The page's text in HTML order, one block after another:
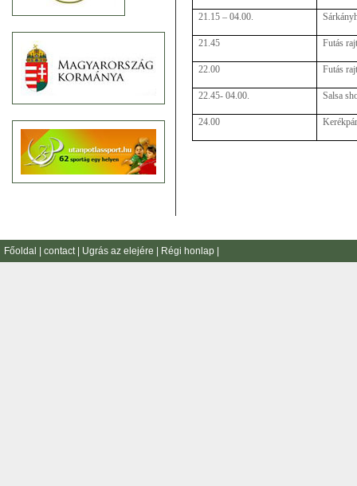
21.15 – 04.00.
21.45 Futás
22.00 Futás
22.45- 04.00. Salsa
24.00
Főoldal contact Ugrás az elejére Régi honlap